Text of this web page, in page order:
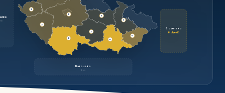
Slovensko
6 objektů
Rakousko
brzy
3
9
3
3
1
2
11
1
6